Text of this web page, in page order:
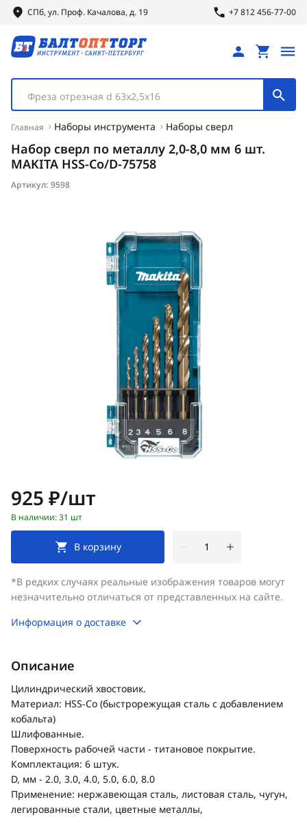
СПб, ул. Проф. Качалова, д. 19 +7 812 456-77-00
Фреза отрезная d 63х2,5х16
Главная Наборы инструмента Наборы сверл
Набор сверл по металлу 2,0-8,0 мм 6 шт.
MAKITA HSS-Co/D-75758
Артикул: 9598
Цена:
925 ₽/шт
В наличии: 31 шт
В корзину
*В редких случаях реальные изображения товаров могут
незначительно отличаться от представленных на сайте.
Информация о доставке
Описание
Цилиндрический хвостовик.
Материал: HSS-Co (быстрорежущая сталь с добавлением
кобальта)
Шлифованные.
Поверхность рабочей части - титановое покрытие.
Комплектация: 6 штук.
D, мм - 2.0, 3.0, 4.0, 5.0, 6.0, 8.0
Применение: нержавеющая сталь, листовая сталь, чугун,
легированные стали, цветные металлы,